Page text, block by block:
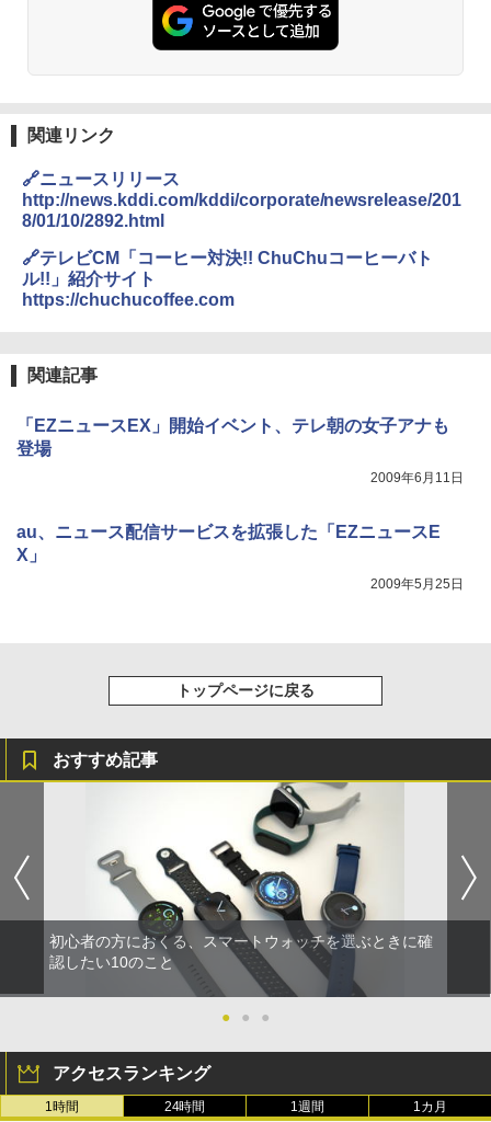
関連リンク
🔗ニュースリリース
http://news.kddi.com/kddi/corporate/newsrelease/201
8/01/10/2892.html
🔗テレビCM「コーヒー対決!! ChuChuコーヒーバト
ル!!」紹介サイト
https://chuchucoffee.com
関連記事
「EZニュースEX」開始イベント、テレ朝の女子アナも
登場
2009年6月11日
au、ニュース配信サービスを拡張した「EZニュースE
X」
2009年5月25日
トップページに戻る
おすすめ記事
初心者の方におくる、スマートウォッチを選ぶときに確
認したい10のこと
● ● ●
アクセスランキング
1時間 24時間 1週間 1カ月